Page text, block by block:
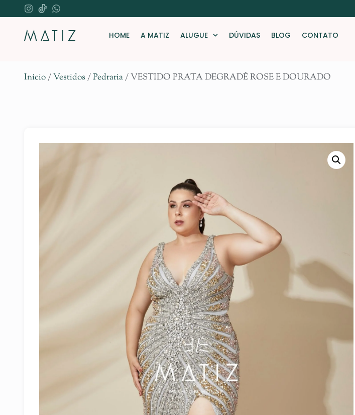
HOME A MATIZ ALUGUE DÚVIDAS BLOG CONTATO
Início/Vestidos /Pedraria/ VESTIDO PRATA DEGRADÊ ROSE E DOURADO